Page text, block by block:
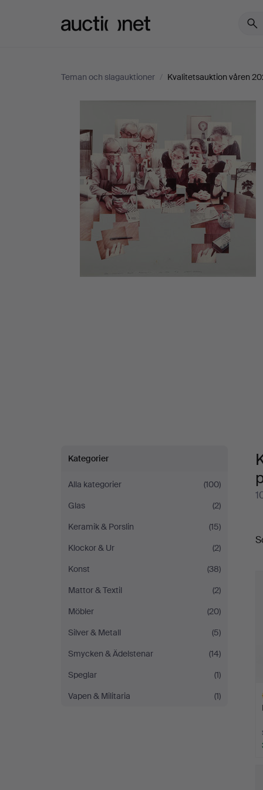
Teman och slagauktioner / Kvalitetsauktion våren
Kvalitetsauktion
våren
2026
Alla
föremål
på
Kategorier
Alla kategorier
(100)
Glas
(2)
Keramik & Porslin
(15)
Klockor & Ur
(2)
Konst
(38)
Mattor & Textil
(2)
Möbler
(20)
Silver & Metall
(5)
Smycken & Ädelstenar
(14)
Speglar
(1)
Vapen & Militaria
(1)